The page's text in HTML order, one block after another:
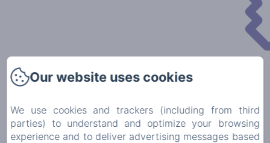
Our website uses cookies
We use cookies and trackers (including from third
parties) to understand and optimize your browsing
experience and to deliver advertising messages based